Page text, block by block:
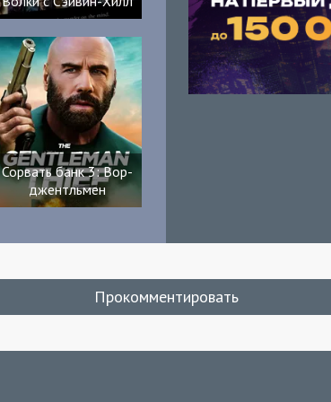
Сорвать банк 3: Вор-
джентльмен
Прокомментировать